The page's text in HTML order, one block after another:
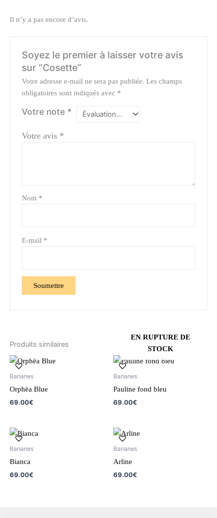
Il n’y a pas encore d’avis.
Soyez le premier à laisser votre avis
sur “Cosette”
Votre adresse e-mail ne sera pas publiée. Les champs
obligatoires sont indiqués avec *
Votre note *
Votre avis *
Nom *
E-mail *
Produits similaires
Bananes
Orphëa Blue
69.00€
EN RUPTURE DE
STOCK
Bananes
Pauline fond bleu
69.00€
Bananes
Bianca
69.00€
Bananes
Arline
69.00€